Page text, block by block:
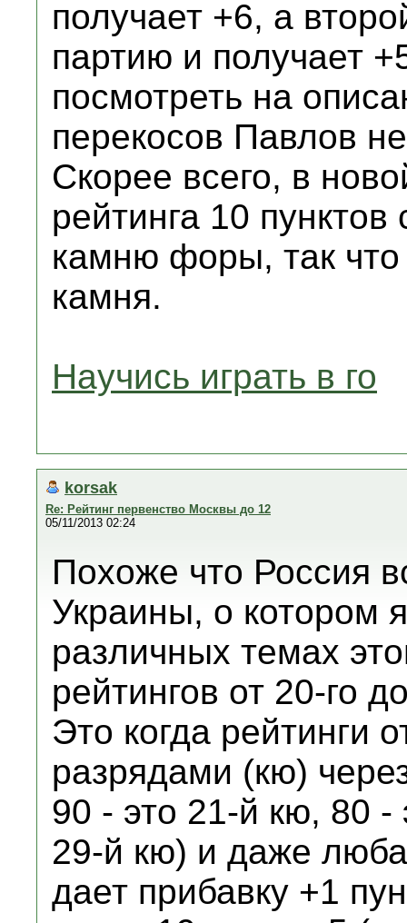
получает +6, а
партию и получает
посмотреть на
перекосов Павлов
Скорее всего, в
рейтинга 10
камню форы, так что
камня.
Научись играть в го
korsak
Re: Рейтинг первенство Москвы до 12
05/11/2013 02:24
Похоже что Россия
Украины, о котором
различных темах
рейтингов от 20-го
Это когда рейтинги
разрядами (кю)
90 - это 21-й кю, 80 -
29-й кю) и даже
дает прибавку +1